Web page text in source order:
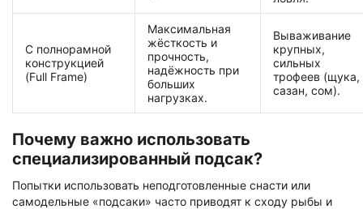
С полнорамной
конструкцией
(Full Frame)
Максимальная
жёсткость и
прочность,
надёжность при
больших
нагрузках.
Вываживание
крупных,
сильных
трофеев (щука,
сазан, сом).
Почему важно использовать
специализированный подсак?
Попытки использовать неподготовленные снасти или
самодельные «подсаки» часто приводят к сходу рыбы и